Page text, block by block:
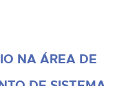
NA ÁREA DE